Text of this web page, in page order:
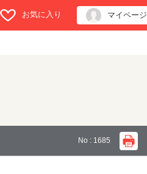
お気に入り マイページ
No : 1685